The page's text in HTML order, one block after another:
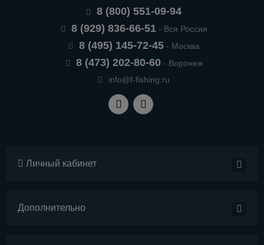
8 (800) 551-09-94
8 (929) 836-66-51- Вся Россия
8 (495) 145-72-45- Москва
8 (473) 202-80-60- Воронеж
info@f-fishing.ru
Личный кабинет
Дополнительно